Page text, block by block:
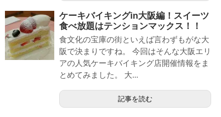
ケーキバイキングin大阪編！スイーツ
食べ放題はテンションマックス！！
食文化の宝庫の街といえば言わずもがな大
阪で決まりですね。 今回はそんな大阪エリ
アの人気ケーキバイキング店開催情報をま
とめてみました。 大...
記事を読む